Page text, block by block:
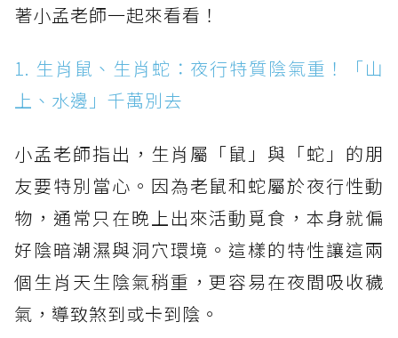
著小孟老師一起來看看！
1. 生肖鼠、生肖蛇：夜行特質陰氣重！「山
上、水邊」千萬別去
小孟老師指出，生肖屬「鼠」與「蛇」的朋
友要特別當心。因為老鼠和蛇屬於夜行性動
物，通常只在晚上出來活動覓食，本身就偏
好陰暗潮濕與洞穴環境。這樣的特性讓這兩
個生肖天生陰氣稍重，更容易在夜間吸收穢
氣，導致煞到或卡到陰。